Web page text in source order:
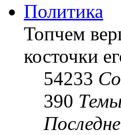
Политика
Топчем
косточки
54233
390 Темы